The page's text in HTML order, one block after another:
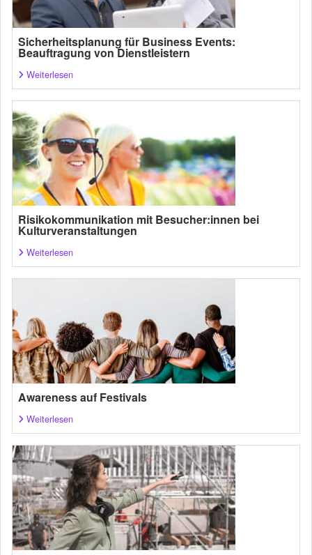
Sicherheitsplanung für Business Events:
Beauftragung von Dienstleistern
Weiterlesen
Risikokommunikation mit Besucher:innen bei
Kulturveranstaltungen
Weiterlesen
Awareness auf Festivals
Weiterlesen